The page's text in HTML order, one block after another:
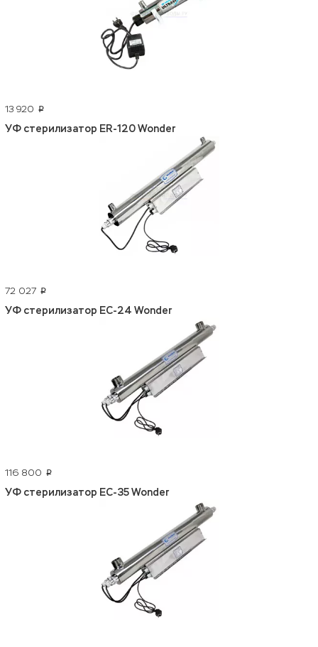
13 920 p
УФ стерилизатор ER-120 Wonder
72 027 p
УФ стерилизатор EC-24 Wonder
116 800 p
УФ стерилизатор EC-35 Wonder